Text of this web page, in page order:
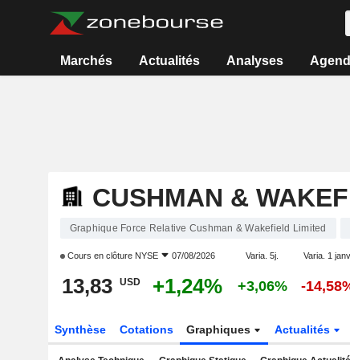
Marchés Actualités Analyses
CUSHMAN &
Graphique Force Relative Cushman & Wakefield Limited
Cours en clôture NYSE 07/08/2026 Varia. 5j. Varia. 1 janv.
13,83 USD +1,24% +3,06% -
Synthèse Cotations Graphiques Actualités